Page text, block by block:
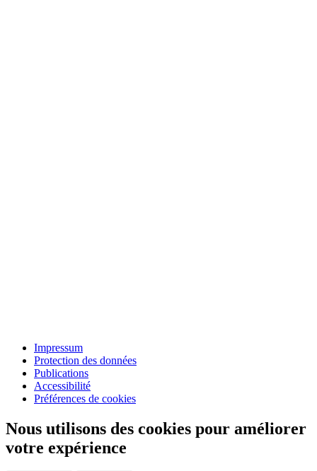
Impressum
Protection des données
Publications
Accessibilité
Préférences de cookies
Nous utilisons des cookies pour améliorer
votre expérience